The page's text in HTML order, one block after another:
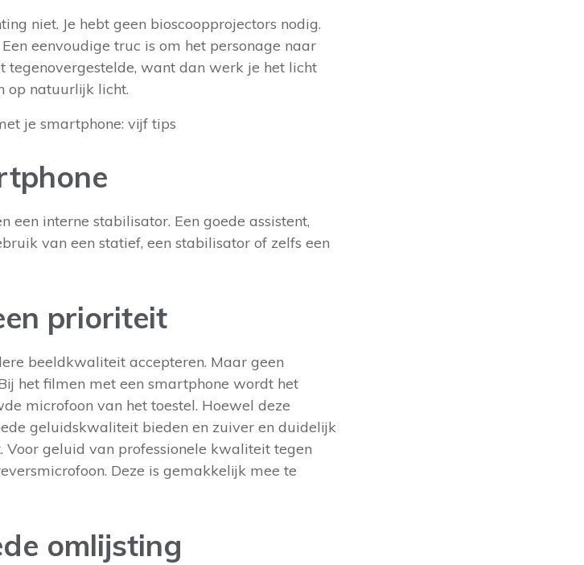
niet. Je hebt geen bioscoopprojectors nodig.
eenvoudige truc is om het personage naar
tegenovergestelde, want dan werk je het licht
op natuurlijk licht.
je smartphone: vijf tips
een interne stabilisator. Een goede assistent,
van een statief, een stabilisator of zelfs een
prioriteit
beeldkwaliteit accepteren. Maar geen
het filmen met een smartphone wordt het
microfoon van het toestel. Hoewel deze
geluidskwaliteit bieden en zuiver en duidelijk
geluid van professionele kwaliteit tegen
Deze is gemakkelijk mee te
omlijsting